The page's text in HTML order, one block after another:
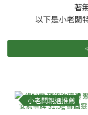
著
以下是小老闆
小老闆親選推薦